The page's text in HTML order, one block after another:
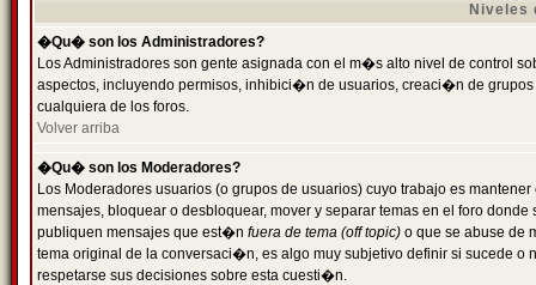
Niveles
�Qu� son los Administradores?
Los Administradores son gente asignada con el m�s alto nivel de control
aspectos, incluyendo permisos, inhibici�n de usuarios, creaci�n de
cualquiera de los foros.
Volver arriba
�Qu� son los Moderadores?
Los Moderadores usuarios (o grupos de usuarios) cuyo trabajo es
mensajes, bloquear o desbloquear, mover y separar temas en el foro
publiquen mensajes que est�n fuera de tema (off topic) o que se abuse de
tema original de la conversaci�n, es algo muy subjetivo definir si sucede
respetarse sus decisiones sobre esta cuesti�n.